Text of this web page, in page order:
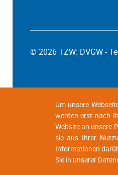
© 2026 TZW: DVGW -
Um unsere
werden erst nach
Website an unsere
sie aus Ihrer
Informationen
Sie in unserer